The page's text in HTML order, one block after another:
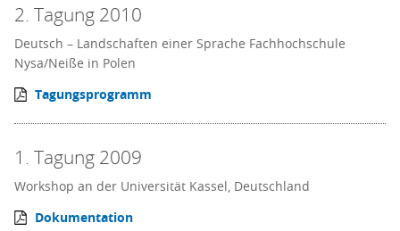
2. Tagung 2010
Deutsch – Landschaften einer Sprache Fachhochschule
Nysa/Neiße in Polen
Tagungsprogramm
1. Tagung 2009
Workshop an der Universität Kassel, Deutschland
Dokumentation